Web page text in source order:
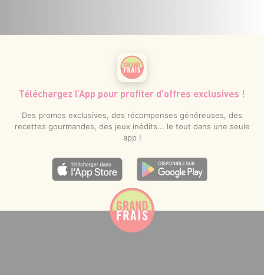
Téléchargez l’App pour profiter d’offres exclusives !
Des promos exclusives, des récompenses généreuses, des
recettes gourmandes, des jeux inédits... le tout dans une seule
app !